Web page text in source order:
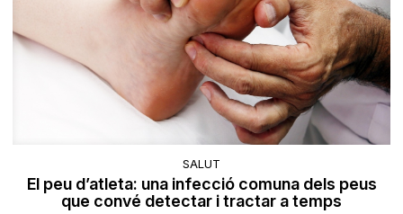
SALUT
El peu d’atleta: una infecció comuna dels peus
que convé detectar i tractar a temps